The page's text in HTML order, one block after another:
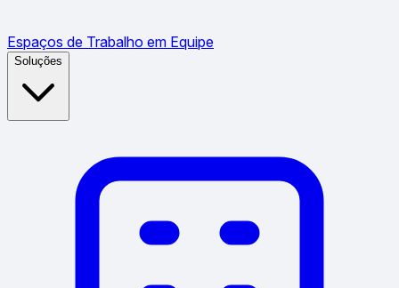
Espaços de Trabalho em Equipe
Soluções